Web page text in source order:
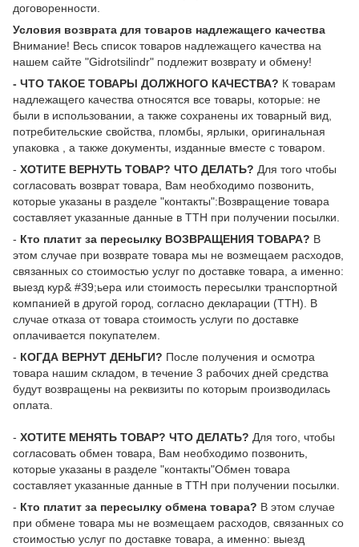
договоренности.
Условия возврата для товаров надлежащего качества
Внимание! Весь список товаров надлежащего качества на
нашем сайте "Gidrotsilindr" подлежит возврату и обмену!
- ЧТО ТАКОЕ ТОВАРЫ ДОЛЖНОГО КАЧЕСТВА? К товарам
надлежащего качества относятся все товары, которые: не
были в использовании, а также сохранены их товарный вид,
потребительские свойства, пломбы, ярлыки, оригинальная
упаковка , а также документы, изданные вместе с товаром.
- ХОТИТЕ ВЕРНУТЬ ТОВАР? ЧТО ДЕЛАТЬ? Для того чтобы
согласовать возврат товара, Вам необходимо позвонить,
которые указаны в разделе "контакты":Возвращение товара
составляет указанные данные в ТТН при получении посылки.
- Кто платит за пересылку ВОЗВРАЩЕНИЯ ТОВАРА? В
этом случае при возврате товара мы не возмещаем расходов,
связанных со стоимостью услуг по доставке товара, а именно:
выезд кур& #39;ьера или стоимость пересылки транспортной
компанией в другой город, согласно декларации (ТТН). В
случае отказа от товара стоимость услуги по доставке
оплачивается покупателем.
- КОГДА ВЕРНУТ ДЕНЬГИ? После получения и осмотра
товара нашим складом, в течение 3 рабочих дней средства
будут возвращены на реквизиты по которым производилась
оплата.
- ХОТИТЕ МЕНЯТЬ ТОВАР? ЧТО ДЕЛАТЬ? Для того, чтобы
согласовать обмен товара, Вам необходимо позвонить,
которые указаны в разделе "контакты"Обмен товара
составляет указанные данные в ТТН при получении посылки.
- Кто платит за пересылку обмена товара? В этом случае
при обмене товара мы не возмещаем расходов, связанных со
стоимостью услуг по доставке товара, а именно: выезд